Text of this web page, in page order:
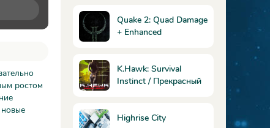
ростом
Quake 2: Quad Damage
+ Enhanced
K.Hawk: Survival
Instinct / Прекрасный
Highrise City